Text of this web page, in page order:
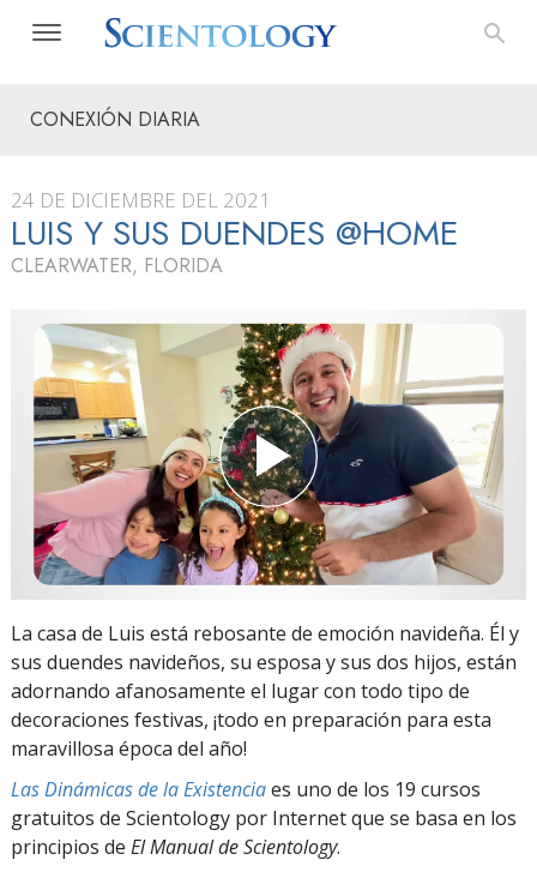
CONEXIÓN DIARIA
24 DE DICIEMBRE DEL 2021
LUIS Y SUS DUENDES @HOME
CLEARWATER, FLORIDA
La casa de Luis está rebosante de emoción navideña. Él y
sus duendes navideños, su esposa y sus dos hijos, están
adornando afanosamente el lugar con todo tipo de
decoraciones festivas, ¡todo en preparación para esta
maravillosa época del año!
Las Dinámicas de la Existenciaes uno de los 19 cursos
gratuitos de Scientology por Internet que se basa en los
principios de El Manual de Scientology.